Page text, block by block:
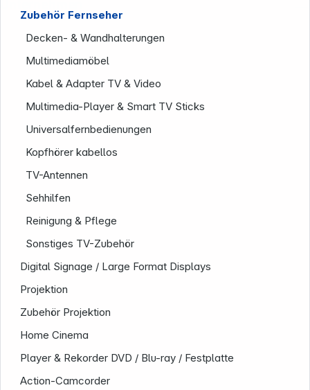
Zubehör Fernseher
Decken- & Wandhalterungen
Multimediamöbel
Kabel & Adapter TV & Video
Multimedia-Player & Smart TV Sticks
Universalfernbedienungen
Kopfhörer kabellos
TV-Antennen
Sehhilfen
Reinigung & Pflege
Sonstiges TV-Zubehör
Digital Signage / Large Format Displays
Projektion
Zubehör Projektion
Home Cinema
Player & Rekorder DVD / Blu-ray / Festplatte
Action-Camcorder